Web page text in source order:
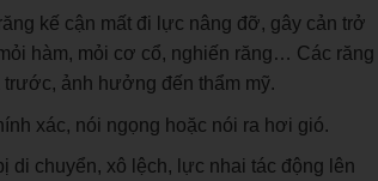
kế cận mất đi lực nâng đỡ, gây cản trở
hàm, mỏi cơ cổ, nghiến răng… Các răng
ảnh hưởng đến thẩm mỹ.
xác, nói ngọng hoặc nói ra hơi gió.
di chuyển, xô lệch, lực nhai tác động lên